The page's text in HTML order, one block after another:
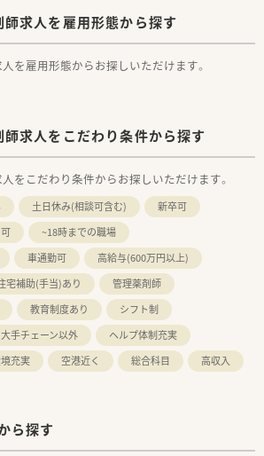
求人を雇用形態から探す
を雇用形態からお探しいただけます。
求人をこだわり条件から探す
をこだわり条件からお探しいただけます。
土日休み(相談可含む)
新卒可
~18時までの職場
車通勤可
高給与(600万円以上)
宅補助(手当)あり
管理薬剤師
教育制度あり
シフト制
大手チェーン以外
ヘルプ体制充実
充実 空港近く 総合科目
高収入
ら探す